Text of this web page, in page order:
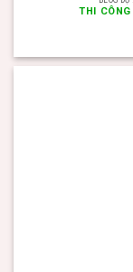
THI CÔNG